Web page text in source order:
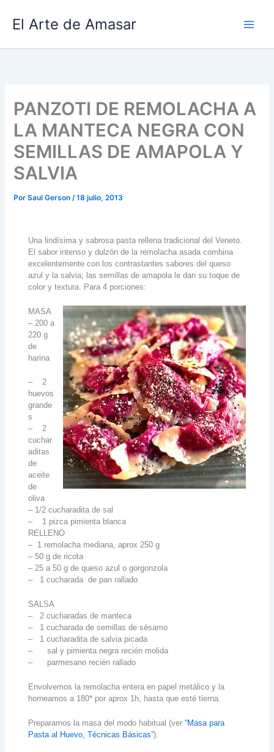
El Arte de Amasar
PANZOTI DE REMOLACHA A
LA MANTECA NEGRA CON
SEMILLAS DE AMAPOLA Y
SALVIA
PorSaul Gerson/18 julio, 2013
Una lindísima y sabrosa pasta rellena tradicional del Veneto.
El sabor intenso y dulzón de la remolacha asada combina
excelentemente con los contrastantes sabores del queso
azul y la salvia; las semillas de amapola le dan su toque de
color y textura. Para 4 porciones:
MASA
– 200 a
220 g
de
harina
– 2
huevos
grande
s
– 2
cuchar
aditas
de
aceite
de
oliva
– 1/2 cucharadita de sal
– 1 pizca pimienta blanca
RELLENO
– 1 remolacha mediana, aprox 250 g
– 50 g de ricota
– 25 a 50 g de queso azul o gorgonzola
– 1 cucharada de pan rallado
SALSA
– 2 cucharadas de manteca
– 1 cucharada de semillas de sésamo
– 1 cucharadita de salvia picada
– sal y pimienta negra recién molida
– parmesano recién rallado
Envolvemos la remolacha entera en papel metálico y la
horneamos a 180* por aprox 1h, hasta que esté tierna.
Preparamos la masa del modo habitual (ver“Masa para
Pasta al Huevo, Técnicas Básicas”).